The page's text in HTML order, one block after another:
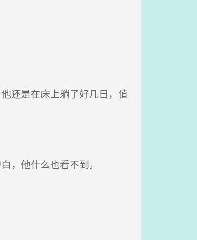
还是在床上躺了好几日，值
，他什么也看不到。